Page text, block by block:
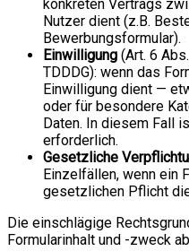
konkreten Vertrags
Nutzer dient (z.B.
Bewerbungsformular).
Einwilligung (Art. 6
TDDDG): wenn das
Einwilligung dient —
oder für besondere
Daten. In diesem Fall
erforderlich.
Gesetzliche
Einzelfällen, wenn ein
gesetzlichen Pflicht
Die einschlägige
Formularinhalt und -zweck